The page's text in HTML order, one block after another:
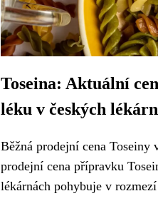
Toseina: Aktuální
léku v českých
Běžná prodejní cena Toseiny
prodejní cena přípravku
lékárnách pohybuje v